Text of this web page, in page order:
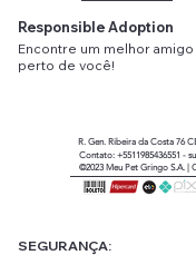
Responsible Adoption
Encontre um melhor amigo
perto de você!
R. Gen. Ribeira da Costa 76
Contato: +5511985436551 -
©2023 Meu Pet Gringo S.A. |
SEGURANÇA: